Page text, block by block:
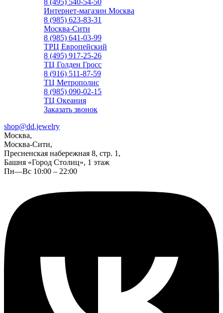
8 (495) 540-54-50
Интернет-магазин Москва
8 (985) 623-83-31
Москва-Сити
8 (985) 641-03-99
ТРЦ Европейский
8 (495) 917-25-26
ТЦ Голден Гросс
8 (916) 511-87-59
ТЦ Метрополис
8 (985) 090-02-15
ТЦ Океания
Заказать звонок
shop@dd.jewelry
Москва,
Москва-Сити,
Пресненская набережная 8, стр. 1,
Башня «Город Столиц», 1 этаж
Пн—Вс 10:00 – 22:00